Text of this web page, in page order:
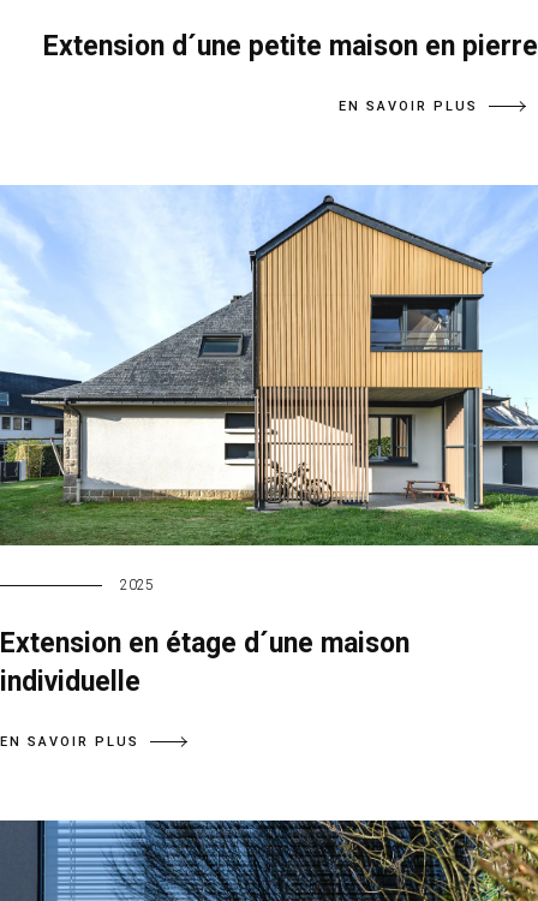
Extension d´une petite maison en pierre
EN SAVOIR PLUS
2025
Extension en étage d´une maison
individuelle
EN SAVOIR PLUS